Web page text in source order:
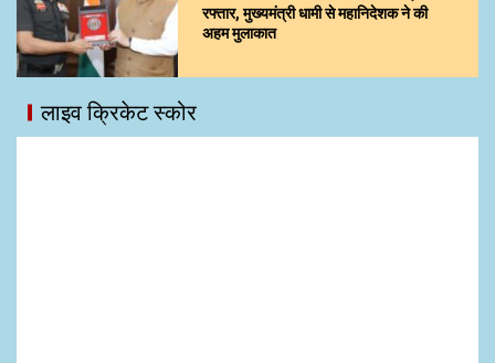
रफ्तार, मुख्यमंत्री धामी से महानिदेशक ने की
अहम मुलाकात
लाइव क्रिकेट स्कोर